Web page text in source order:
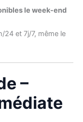
le week-end
24 et 7j/7, même le
–